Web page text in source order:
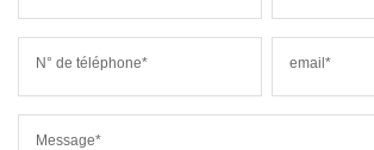
N° de téléphone* email*
Message*